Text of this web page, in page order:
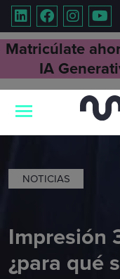
Matricúlate
IA
NOTICIAS
Impresión
¿para qué